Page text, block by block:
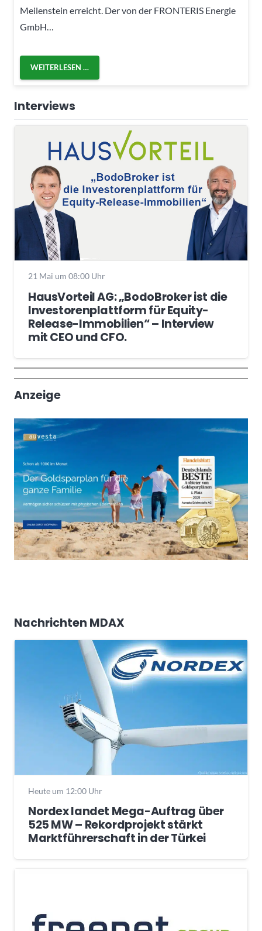
Meilenstein erreicht. Der von der FRONTERIS Energie
GmbH…
WEITERLESEN …
Interviews
21 Mai um 08:00 Uhr
HausVorteil AG: „BodoBroker ist die
Investorenplattform für Equity-
Release-Immobilien“ – Interview
mit CEO und CFO.
Wochenrückblick
Trendthemen
Anzeige
Nachrichten MDAX
Heute um 12:00 Uhr
Nordex landet Mega-Auftrag über
525 MW – Rekordprojekt stärkt
Marktführerschaft in der Türkei